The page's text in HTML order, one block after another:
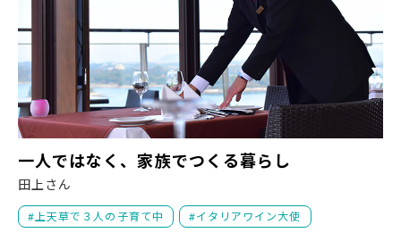
一人ではなく、家族でつくる暮らし
田上さん
上天草で３人の子育て中 イタリアワイン大使